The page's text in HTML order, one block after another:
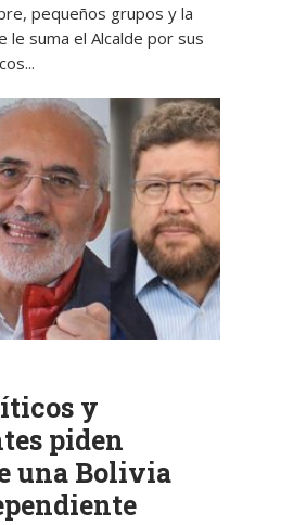
pequeños grupos y la
le suma el Alcalde por sus
y
piden
una Bolivia